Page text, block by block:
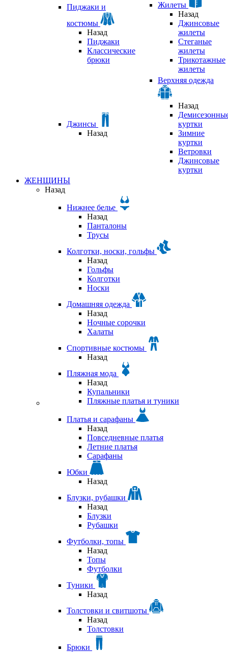
Пиджаки и
костюмы
Назад
Пиджаки
Классические
брюки
Жилеты
Назад
Джинсовые
жилеты
Стеганые
жилеты
Трикотажные
жилеты
Джинсы
Назад
Верхняя одежда
Назад
куртки
Зимние
куртки
Ветровки
Джинсовые
куртки
ЖЕНЩИНЫ
Назад
Нижнее белье
Назад
Панталоны
Трусы
Колготки, носки, гольфы
Назад
Гольфы
Колготки
Носки
Домашняя одежда
Назад
Ночные сорочки
Халаты
Спортивные костюмы
Назад
Пляжная мода
Назад
Купальники
Пляжные платья и туники
Платья и сарафаны
Назад
Повседневные платья
Летние платья
Сарафаны
Юбки
Назад
Блузки, рубашки
Назад
Блузки
Рубашки
Футболки, топы
Назад
Топы
Футболки
Туники
Назад
Толстовки и свитшоты
Назад
Толстовки
Брюки